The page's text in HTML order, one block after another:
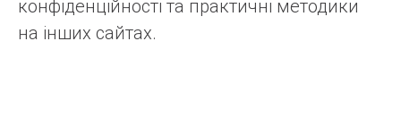
конфіденційності та практичні методики
на інших сайтах.